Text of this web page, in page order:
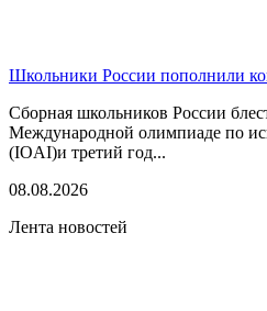
Школьники России пополнили
Сборная школьников России
Международной олимпиаде по
(IOAI)и третий год...
08.08.2026
Лента новостей